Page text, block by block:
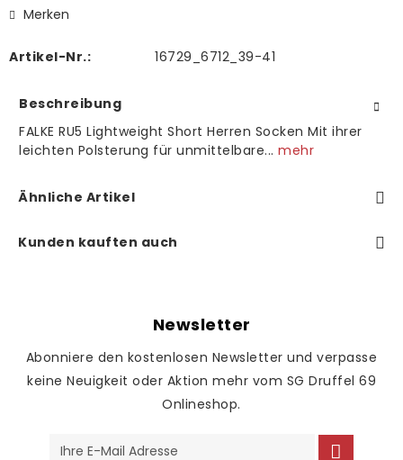
Merken
Artikel-Nr.: 16729_6712_39-41
Beschreibung
FALKE RU5 Lightweight Short Herren Socken Mit ihrer
leichten Polsterung für unmittelbare... mehr
Ähnliche Artikel
Kunden kauften auch
Newsletter
Abonniere den kostenlosen Newsletter und verpasse
keine Neuigkeit oder Aktion mehr vom SG Druffel 69
Onlineshop.